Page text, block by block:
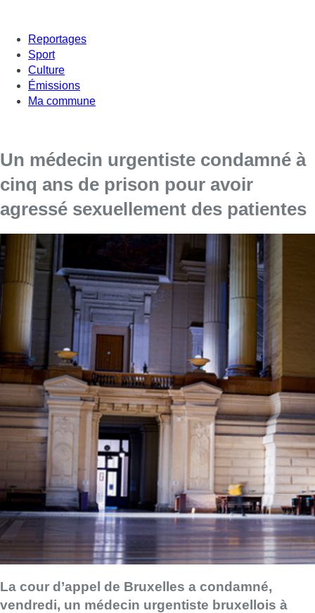
Reportages
Sport
Culture
Émissions
Ma commune
Un médecin urgentiste condamné à
cinq ans de prison pour avoir
agressé sexuellement des patientes
La cour d’appel de Bruxelles a condamné,
vendredi, un médecin urgentiste bruxellois à